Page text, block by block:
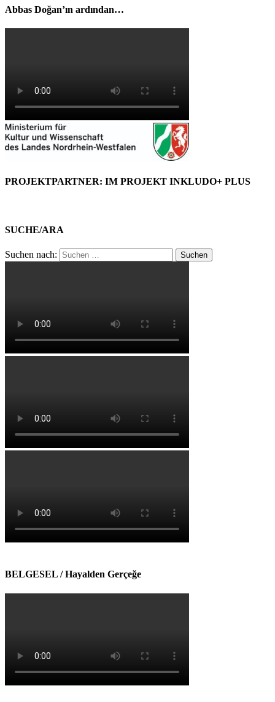
Abbas Doğan’ın ardından…
PROJEKTPARTNER: IM PROJEKT INKLUDO+ PLUS
SUCHE/ARA
Suchen nach:
BELGESEL / Hayalden Gerçeğe